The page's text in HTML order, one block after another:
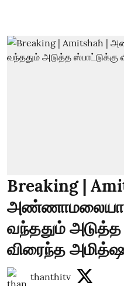
Breaking |
அண்ணாமலையாரை
வந்ததும் அடுத்த
விரைந்த
thanthitv